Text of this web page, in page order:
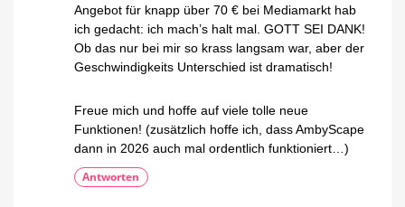
Angebot für knapp über 70 € bei Mediamarkt hab
ich gedacht: ich mach’s halt mal. GOTT SEI DANK!
Ob das nur bei mir so krass langsam war, aber der
Geschwindigkeits Unterschied ist dramatisch!
Freue mich und hoffe auf viele tolle neue
Funktionen! (zusätzlich hoffe ich, dass AmbyScape
dann in 2026 auch mal ordentlich funktioniert…)
Antworten